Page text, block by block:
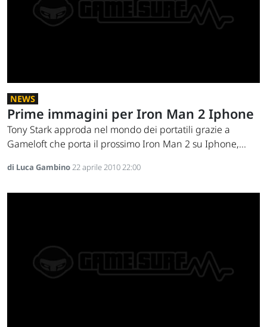
NEWS
Prime immagini per Iron Man 2 Iphone
Tony Stark approda nel mondo dei portatili grazie a
Gameloft che porta il prossimo Iron Man 2 su Iphone,...
di Luca Gambino22 aprile 2010 22:00